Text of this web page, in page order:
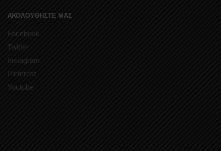
ΑΚΟΛΟΥΘΗΣΤΕ ΜΑΣ
Facebook
Twitter
Instagram
Pinterest
Youtube